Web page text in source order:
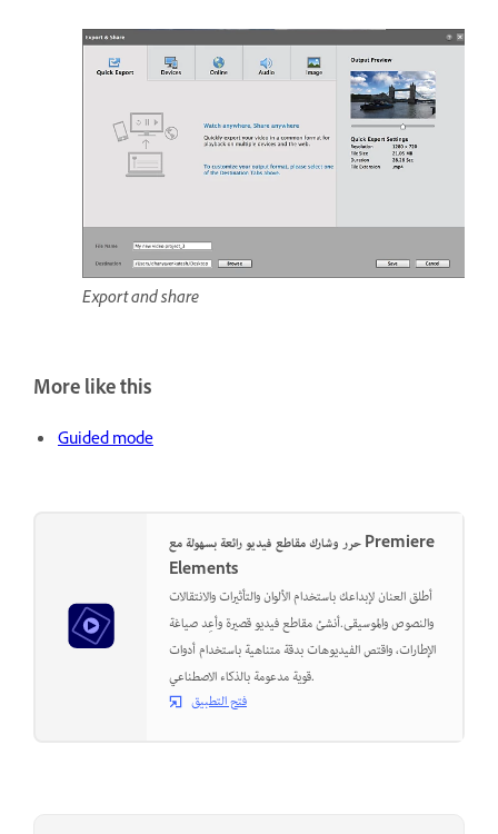
Export and share
More like this
Guided mode
حرر وشارك مقاطع فيديو رائعة بسهولة مع Premiere
Elements
أطلق العنان لإبداعك باستخدام الألوان والتأثيرات والانتقالات
والنصوص والموسيقى.أنشئ مقاطع فيديو قصيرة وأعِد صياغة
الإطارات، واقتص الفيديوهات بدقة متناهية باستخدام أدوات
قوية مدعومة بالذكاء الاصطناعي.
فتح التطبيق